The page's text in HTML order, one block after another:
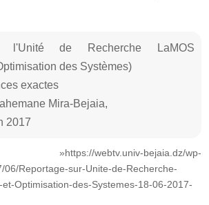
l'Unité de Recherche LaMOS
des Systèmes)
exactes
Mira-Bejaia,
2017
webtv.univ-bejaia.dz/wp-
06/Reportage-sur-Unite-de-Recherche-
Optimisation-des-Systemes-18-06-2017-